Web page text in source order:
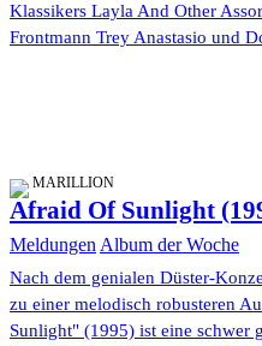
Klassikers Layla And Other
Frontmann Trey Anastasio und
MARILLION
Afraid Of Sunlight
Meldungen Album der Woche
Nach dem genialen Düster-
zu einer melodisch robusteren
Sunlight" (1995) ist eine schwer